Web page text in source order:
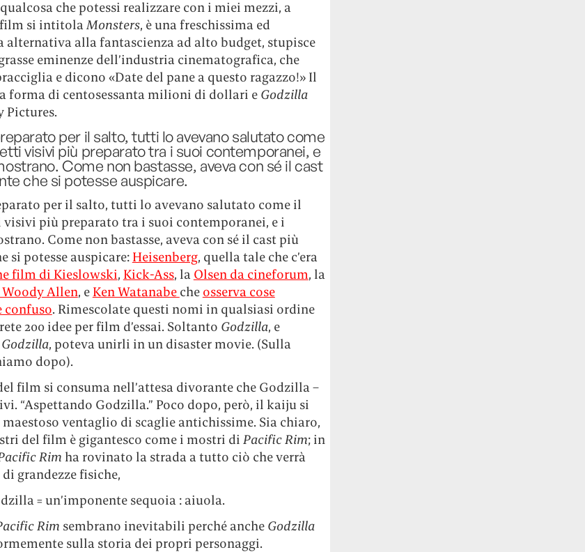
che potessi realizzare con i miei mezzi, a
film si intitola Monsters, è una freschissima ed
alternativa alla fantascienza ad alto budget, stupisce
eminenze dell’industria cinematografica, che
e dicono «Date del pane a questo ragazzo!» Il
forma di centosessanta milioni di dollari e Godzilla
Pictures.
per il salto, tutti lo avevano salutato come
visivi più preparato tra i suoi contemporanei, e
Come non bastasse, aveva con sé il cast
che si potesse auspicare.
per il salto, tutti lo avevano salutato come il
più preparato tra i suoi contemporanei, e i
Come non bastasse, aveva con sé il cast più
si potesse auspicare: Heisenberg, quella tale che c’era
film di Kieslowski, Kick-Ass, la Olsen da cineforum, la
Allen, e Ken Watanabe che osserva cose
confuso. Rimescolate questi nomi in qualsiasi ordine
200 idee per film d’essai. Soltanto Godzilla, e
Godzilla, poteva unirli in un disaster movie. (Sulla
dopo).
film si consuma nell’attesa divorante che Godzilla –
“Aspettando Godzilla.” Poco dopo, però, il kaiju si
ventaglio di scaglie antichissime. Sia chiaro,
del film è gigantesco come i mostri di Pacific Rim; in
Rim ha rovinato la strada a tutto ciò che verrà
grandezze fisiche,
= un’imponente sequoia : aiuola.
Rim sembrano inevitabili perché anche Godzilla
sulla storia dei propri personaggi.